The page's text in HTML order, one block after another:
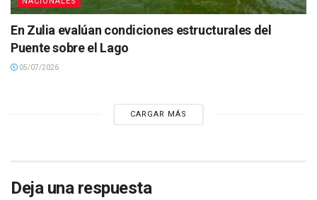
En Zulia evalúan condiciones estructurales del
Puente sobre el Lago
05/07/2026
CARGAR MÁS
Deja una respuesta